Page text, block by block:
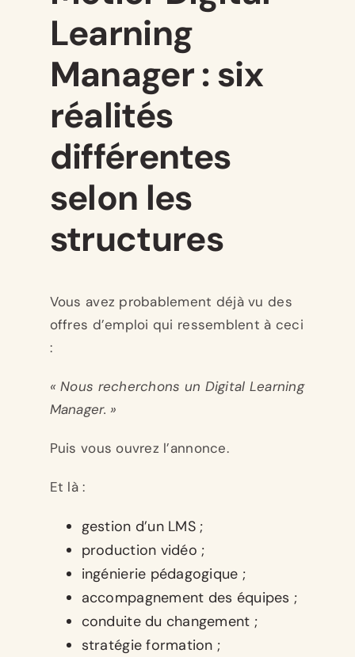
Learning
Manager : six
réalités
différentes
selon les
structures
Vous avez probablement déjà vu des
offres d’emploi qui ressemblent à ceci
:
« Nous recherchons un Digital Learning
Manager. »
Puis vous ouvrez l’annonce.
Et là :
gestion d’un LMS ;
production vidéo ;
ingénierie pédagogique ;
accompagnement des équipes ;
conduite du changement ;
stratégie formation ;